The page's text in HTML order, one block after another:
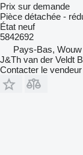
Prix sur demande
Pièce détachée -
État neuf
5842692
Pays-Bas, Wouw
J&Th van der Veldt
Contacter le vendeur